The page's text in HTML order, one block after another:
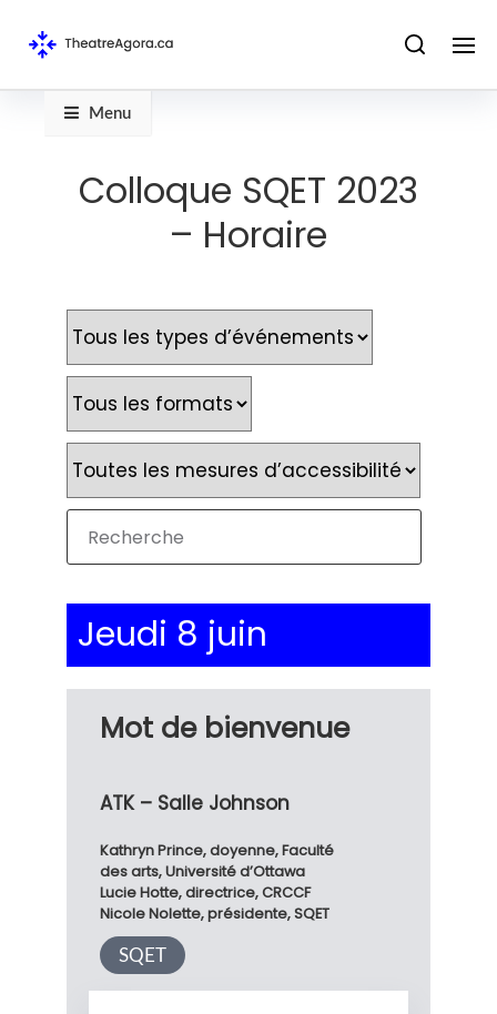
Menu
Colloque SQET 2023
– Horaire
Jeudi 8 juin
Mot de bienvenue
ATK – Salle Johnson
Kathryn Prince, doyenne, Faculté
des arts, Université d’Ottawa
Lucie Hotte, directrice, CRCCF
Nicole Nolette, présidente, SQET
SQET